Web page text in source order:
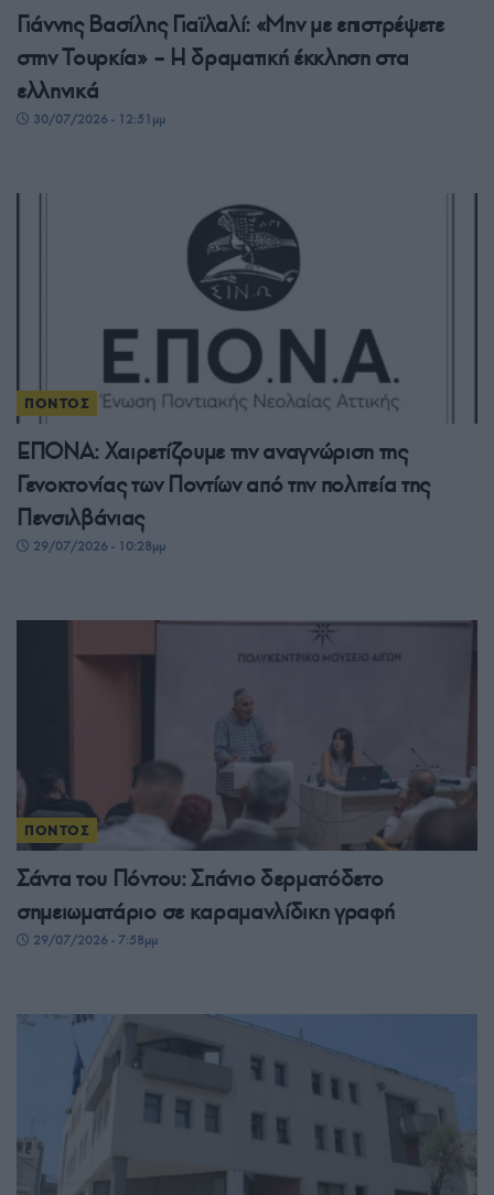
Γιάννης Βασίλης Γιαϊλαλί: «Μην με επιστρέψετε
στην Τουρκία» – Η δραματική έκκληση στα
ελληνικά
30/07/2026 - 12:51μμ
ΠΟΝΤΟΣ
ΕΠΟΝΑ: Χαιρετίζουμε την αναγνώριση της
Γενοκτονίας των Ποντίων από την πολιτεία της
Πενσιλβάνιας
29/07/2026 - 10:28μμ
ΠΟΝΤΟΣ
Σάντα του Πόντου: Σπάνιο δερματόδετο
σημειωματάριο σε καραμανλίδικη γραφή
29/07/2026 - 7:58μμ